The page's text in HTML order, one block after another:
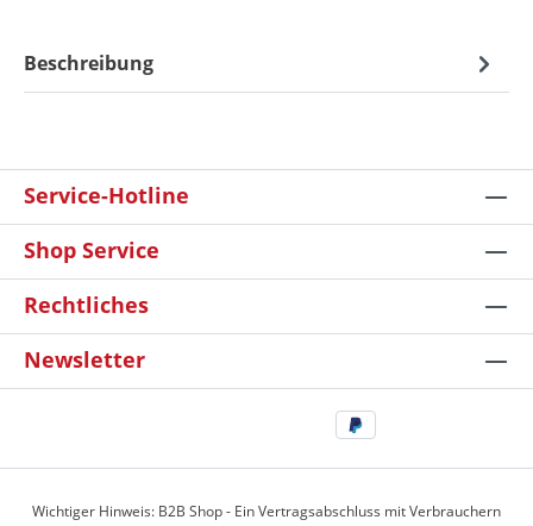
Beschreibung
Service-Hotline
Shop Service
Rechtliches
Newsletter
Wichtiger Hinweis: B2B Shop - Ein Vertragsabschluss mit Verbrauchern